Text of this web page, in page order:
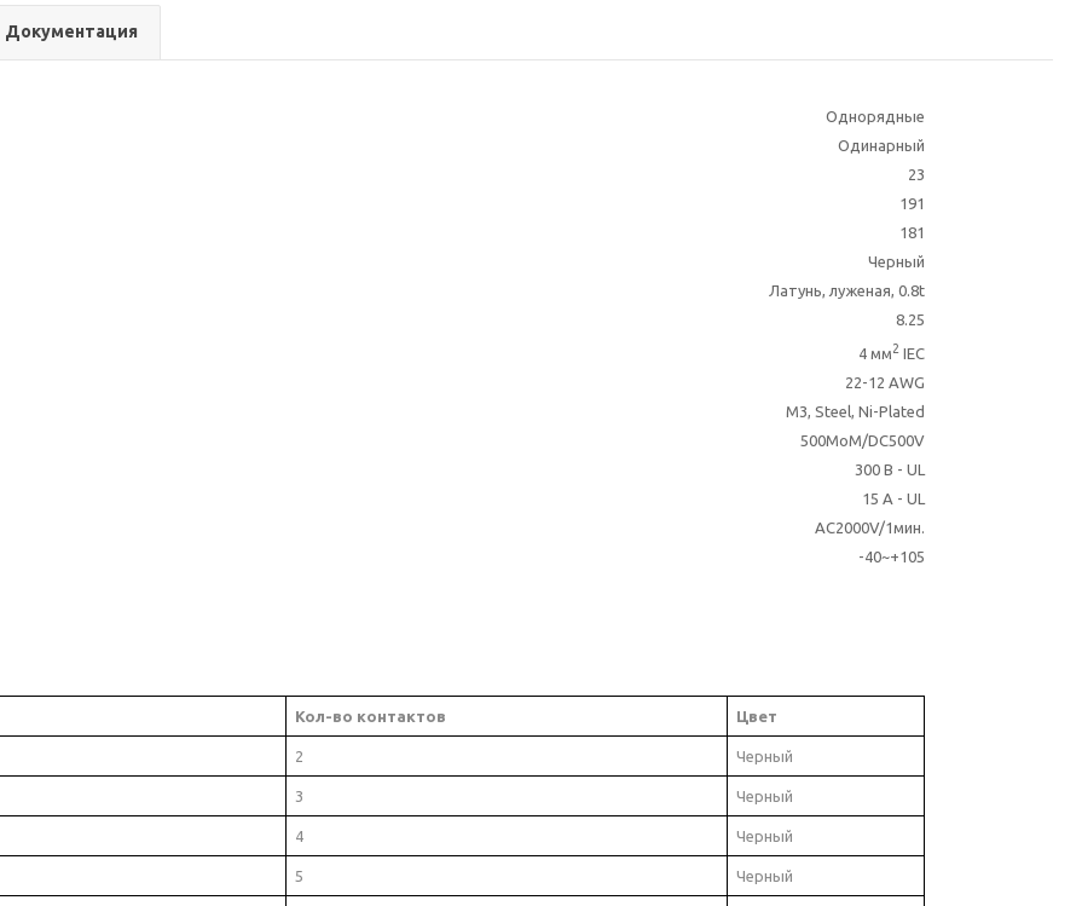
Документация
Однорядные
Одинарный
23
191
181
Черный
Латунь, луженая, 0.8t
8.25
4 мм2 IEC
22-12 AWG
M3, Steel, Ni-Plated
500MoM/DC500V
300 В - UL
15 A - UL
AC2000V/1мин.
-40~+105
Кол-во контактов Цвет
2 Черный
3 Черный
4 Черный
5 Черный